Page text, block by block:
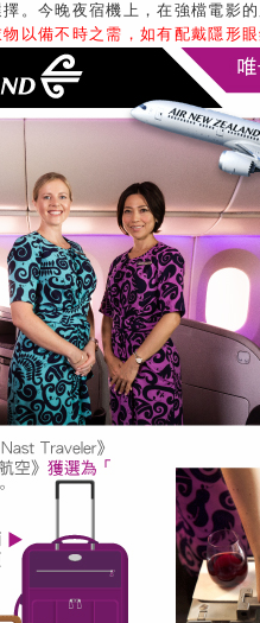
。今晚夜宿機上，在強檔電影
物以備不時之需，如有配戴隱形